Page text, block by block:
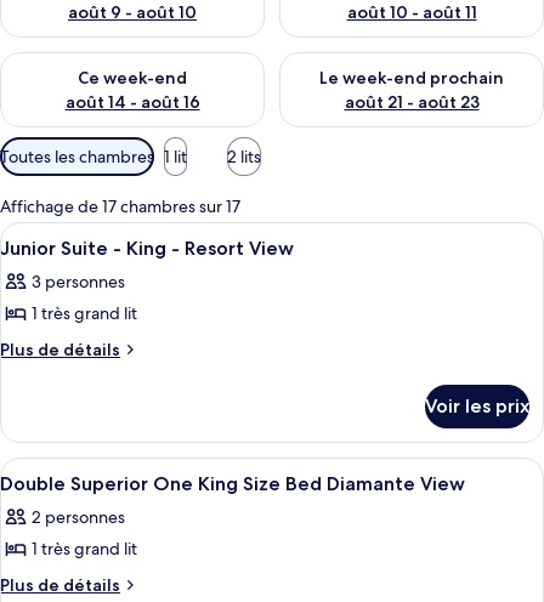
août 9 - août 10
août 10 - août 11
Ce week-end
août 14 - août 16
Vérifier la disponibilité pour ce week-end août 14 - août 16
Le week-end prochain
août 21 - août 23
Vérifier la disponibilité pour
Filtres
disponibles
pour
les
chambres
Toutes les chambres 1 lit 2 lits
Affichage de 17 chambres sur 17
Afficher
toutes
les
photos
pour
de
chambre :
Junior
Suite
-
Couette en duvet d'oie, coffres-forts
20
Junior Suite - King - Resort View
3 personnes
1 très grand lit
Plus de détails
Plus
le
type
de
Junior
Suite
King
Voir les prix
Afficher
toutes
les
photos
pour
Une chambre d’hôtel moderne
8
Double Superior One King Size Bed Diamante View
2 personnes
1 très grand lit
Plus de détails
Plus